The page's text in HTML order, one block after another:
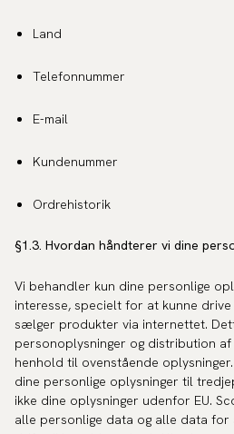
Land
Telefonnummer
E-mail
Kundenummer
Ordrehistorik
§1.3. Hvordan håndterer vi dine
Vi behandler kun dine personlige
interesse, specielt for at kunne
sælger produkter via internettet.
personoplysninger og distribution
henhold til ovenstående
dine personlige oplysninger til
ikke dine oplysninger udenfor EU.
alle personlige data og alle data for